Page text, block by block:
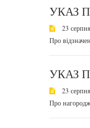
УКАЗ
23
Про
УКАЗ
23
Про